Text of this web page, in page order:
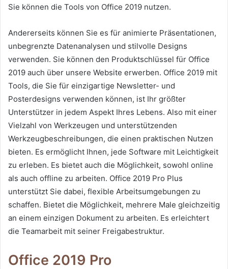
Sie können die Tools von Office 2019 nutzen.
Andererseits können Sie es für animierte Präsentationen,
unbegrenzte Datenanalysen und stilvolle Designs
verwenden. Sie können den Produktschlüssel für Office
2019 auch über unsere Website erwerben. Office 2019 mit
Tools, die Sie für einzigartige Newsletter- und
Posterdesigns verwenden können, ist Ihr größter
Unterstützer in jedem Aspekt Ihres Lebens. Also mit einer
Vielzahl von Werkzeugen und unterstützenden
Werkzeugbeschreibungen, die einen praktischen Nutzen
bieten. Es ermöglicht Ihnen, jede Software mit Leichtigkeit
zu erleben. Es bietet auch die Möglichkeit, sowohl online
als auch offline zu arbeiten. Office 2019 Pro Plus
unterstützt Sie dabei, flexible Arbeitsumgebungen zu
schaffen. Bietet die Möglichkeit, mehrere Male gleichzeitig
an einem einzigen Dokument zu arbeiten. Es erleichtert
die Teamarbeit mit seiner Freigabestruktur.
Office 2019 Pro